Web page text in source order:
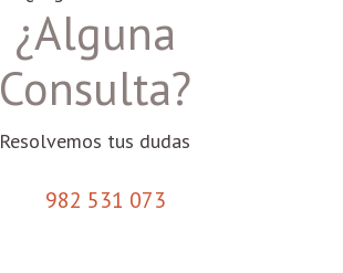
¿Alguna
Consulta?
Resolvemos tus dudas
982 531 073